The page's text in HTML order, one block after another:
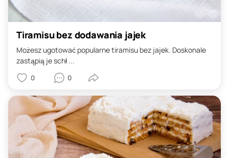
Tiramisu bez dodawania jajek
Możesz ugotować popularne tiramisu bez jajek. Doskonale
zastąpią je schł ...
0 0